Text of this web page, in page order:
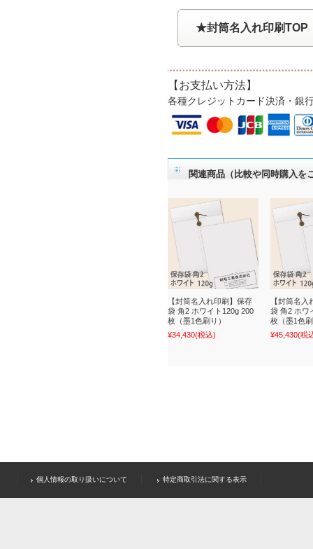
★封筒名入れ印刷TOP
【お支払い方法】
各種クレジットカード決済・銀
関連商品（比較や同時購入を
【封筒名入れ印刷】保存
袋 角2 ホワイト120g 200
枚（墨1色刷り）
¥34,430(税込)
【封筒名入
袋 角2 ホワ
枚（墨1色
¥45,430(税
個人情報の取り扱いについて 特定商取引法に関する表示